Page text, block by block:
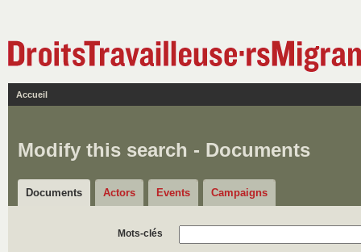
Accueil
Modify this search - Documents
Documents Actors Events Campaigns
Mots-clés